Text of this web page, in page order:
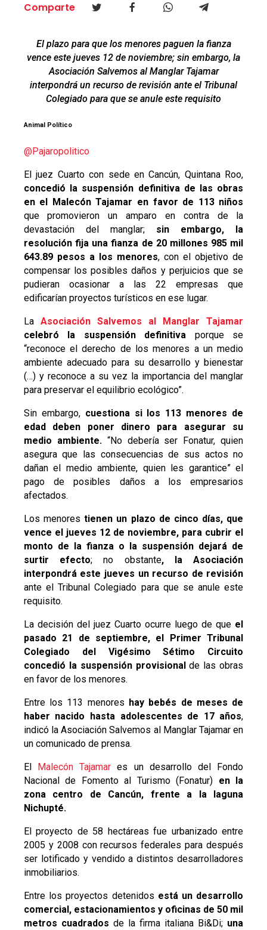
Comparte
El plazo para que los menores paguen la fianza
vence este jueves 12 de noviembre; sin embargo, la
Asociación Salvemos al Manglar Tajamar
interpondrá un recurso de revisión ante el Tribunal
Colegiado para que se anule este requisito
Animal Político
@ Pajaropolitico
El juez Cuarto con sede en Cancún, Quintana Roo,
concedió la suspensión definitiva de las obras
en el Malecón Tajamar en favor de 113 niños
que promovieron un amparo en contra de la
devastación del manglar; sin embargo, la
resolución fija una fianza de 20 millones 985 mil
643.89 pesos a los menores, con el objetivo de
compensar los posibles daños y perjuicios que se
pudieran ocasionar a las 22 empresas que
edificarían proyectos turísticos en ese lugar.
La Asociación Salvemos al Manglar Tajamar
celebró la suspensión definitiva porque se
“reconoce el derecho de los menores a un medio
ambiente adecuado para su desarrollo y bienestar
(…) y reconoce a su vez la importancia del manglar
para preservar el equilibrio ecológico”.
Sin embargo,cuestiona si los 113 menores de
edad deben poner dinero para asegurar su
medio ambiente.“No debería ser Fonatur, quien
asegura que las consecuencias de sus actos no
dañan el medio ambiente, quien les garantice” el
pago de posibles daños a los empresarios
afectados.
Los menorestienen un plazo de cinco días, que
vence el jueves 12 de noviembre, para cubrir el
monto de la fianza o la suspensión dejará de
surtir efecto; no obstante, la Asociación
interpondrá este jueves un recurso de revisión
ante el Tribunal Colegiado para que se anule este
requisito.
La decisión del juez Cuarto ocurre luego de que el
pasado 21 de septiembre, el Primer Tribunal
Colegiado del Vigésimo Sétimo Circuito
concedió la suspensión provisional de las obras
en favor de los menores.
Entre los 113 menores hay bebés de meses de
haber nacido hasta adolescentes de 17 años,
indicó la Asociación Salvemos al Manglar Tajamar en
un comunicado de prensa.
El Malecón Tajamar es un desarrollo del Fondo
Nacional de Fomento al Turismo (Fonatur) en la
zona centro de Cancún, frente a la laguna
Nichupté.
El proyecto de 58 hectáreas fue urbanizado entre
2005 y 2008 con recursos federales para después
ser lotificado y vendido a distintos desarrolladores
inmobiliarios.
Entre los proyectos detenidos está un desarrollo
comercial, estacionamientos y oficinas de 50 mil
metros cuadrados de la firma italiana Bi&Di; una